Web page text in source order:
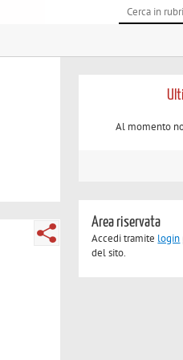
Al momento
Area riservata
Accedi tramite login
del sito.